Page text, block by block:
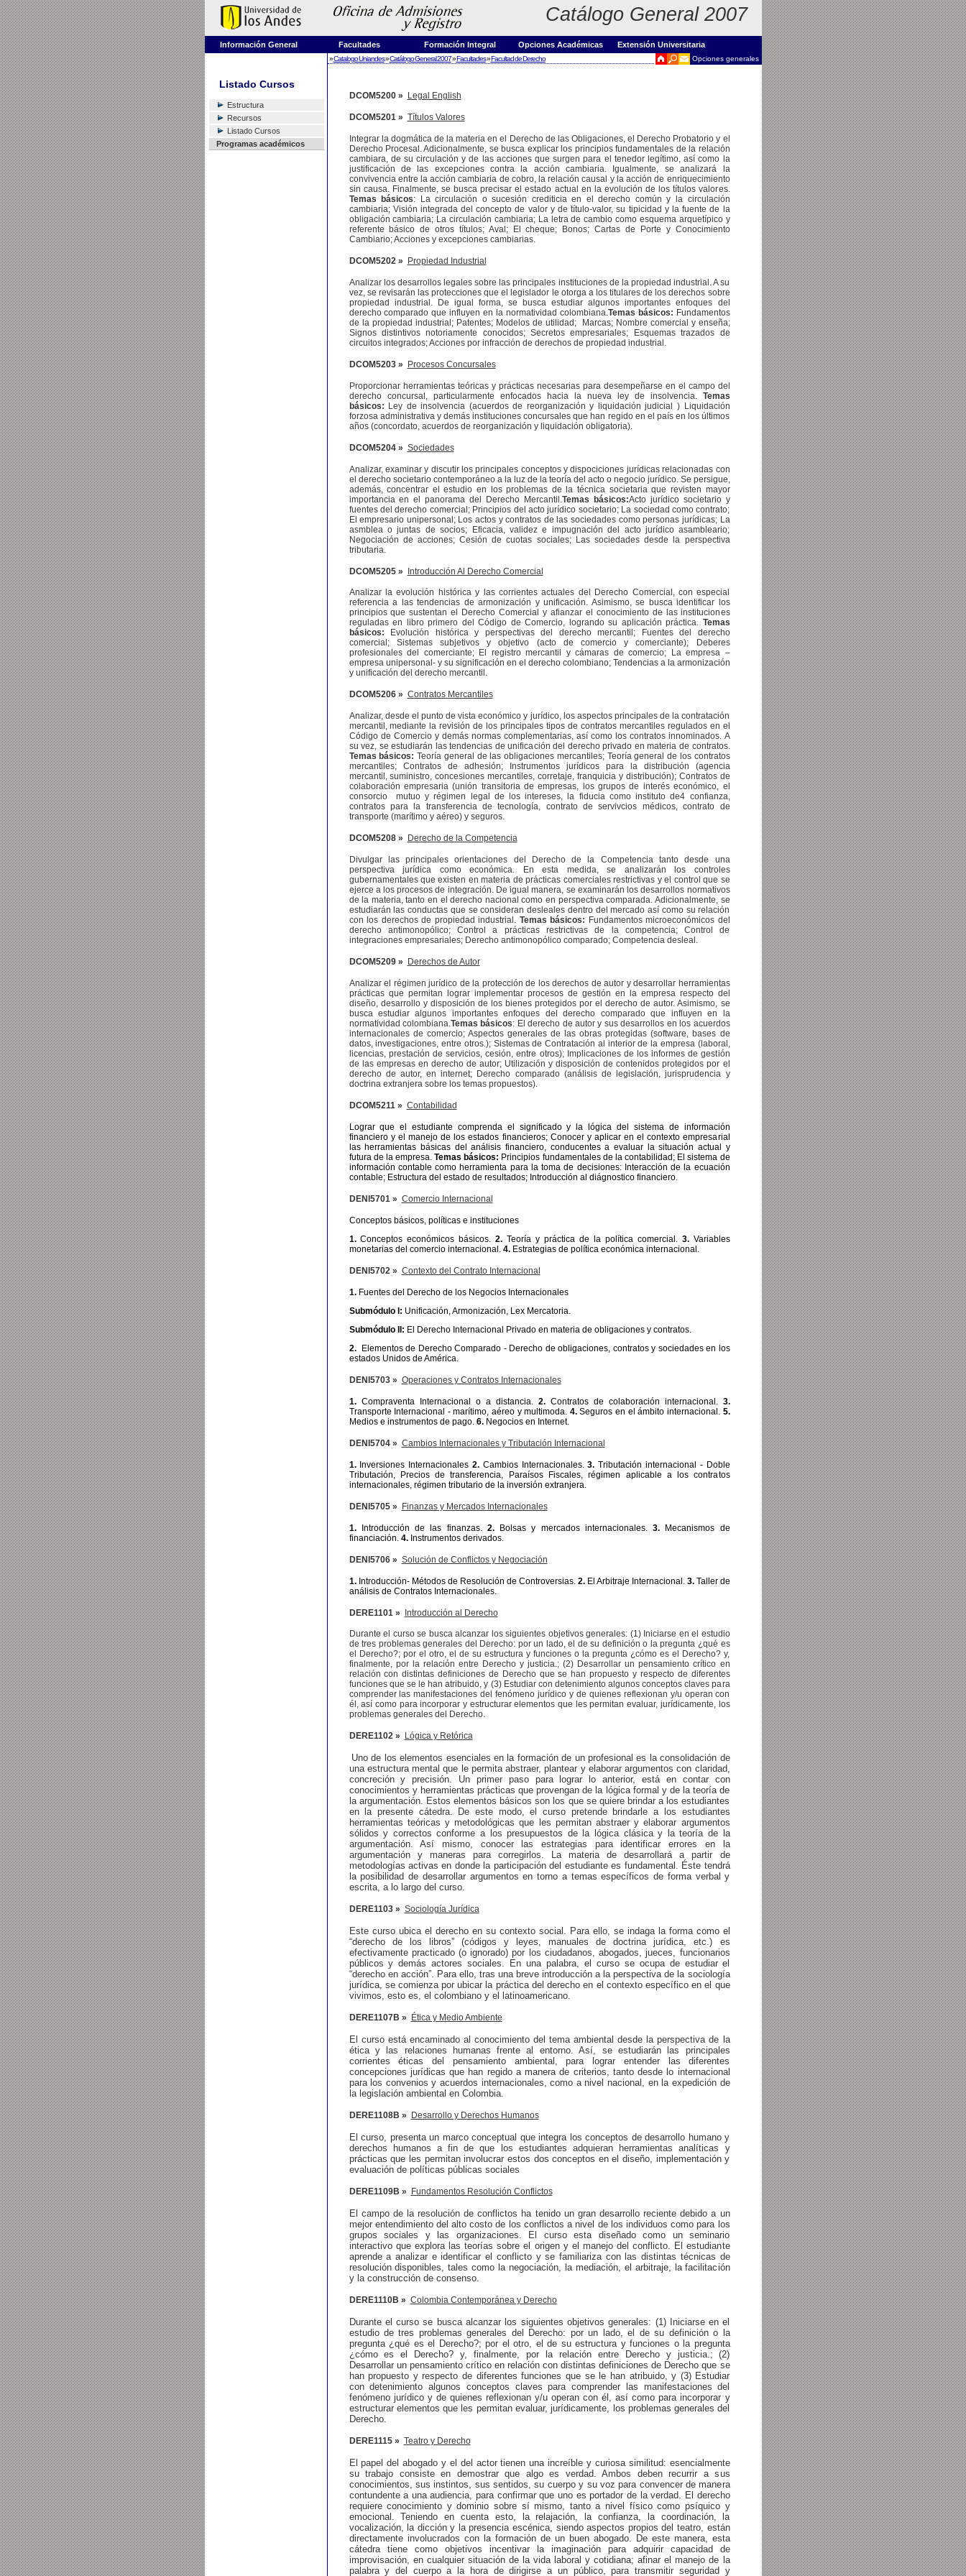
Catálogo General 2007
Información General Facultades Formación Integral Opciones Académicas Extensión Universitaria
Listado Cursos
Estructura
Recursos
Listado Cursos
Programas académicos
»Catalogo Uniandes»Catálogo General 2007»Facultades»Facultad de Derecho Opciones generales
DCOM5200 » Legal English
DCOM5201 » Títulos Valores
Integrar la dogmática de la materia en el Derecho de las Obligaciones, el Derecho Probatorio y el
Derecho Procesal. Adicionalmente, se busca explicar los principios fundamentales de la relación
cambiara, de su circulación y de las acciones que surgen para el tenedor legítimo, así como la
justificación de las excepciones contra la acción cambiaria. Igualmente, se analizará la
convivencia entre la acción cambiaria de cobro, la relación causal y la acción de enriquecimiento
sin causa. Finalmente, se busca precisar el estado actual en la evolución de los títulos valores.
Temas básicos: La circulación o sucesión crediticia en el derecho común y la circulación
cambiaria; Visión integrada del concepto de valor y de título-valor, su tipicidad y la fuente de la
obligación cambiaria; La circulación cambiaria; La letra de cambio como esquema arquetípico y
referente básico de otros títulos; Aval; El cheque; Bonos; Cartas de Porte y Conocimiento
Cambiario; Acciones y excepciones cambiarias.
DCOM5202 » Propiedad Industrial
Analizar los desarrollos legales sobre las principales instituciones de la propiedad industrial. A su
vez, se revisarán las protecciones que el legislador le otorga a los titulares de los derechos sobre
propiedad industrial. De igual forma, se busca estudiar algunos importantes enfoques del
derecho comparado que influyen en la normatividad colombiana. Temas básicos: Fundamentos
de la propiedad industrial; Patentes; Modelos de utilidad; Marcas; Nombre comercial y enseña;
Signos distintivos notoriamente conocidos; Secretos empresariales; Esquemas trazados de
circuitos integrados; Acciones por infracción de derechos de propiedad industrial.
DCOM5203 » Procesos Concursales
Proporcionar herramientas teóricas y prácticas necesarias para desempeñarse en el campo del
derecho concursal, particularmente enfocados hacia la nueva ley de insolvencia. Temas
básicos: Ley de insolvencia (acuerdos de reorganización y liquidación judicial ) Liquidación
forzosa administrativa y demás instituciones concursales que han regido en el país en los últimos
años (concordato, acuerdos de reorganización y liquidación obligatoria).
DCOM5204 » Sociedades
Analizar, examinar y discutir los principales conceptos y dispociciones jurídicas relacionadas con
el derecho societario contemporáneo a la luz de la teoría del acto o negocio jurídico. Se persigue,
además, concentrar el estudio en los problemas de la técnica societaria que revisten mayor
importancia en el panorama del Derecho Mercantil. Temas básicos:Acto jurídico societario y
fuentes del derecho comercial; Principios del acto jurídico societario; La sociedad como contrato;
El empresario unipersonal; Los actos y contratos de las sociedades como personas jurídicas; La
asmblea o juntas de socios; Eficacia, validez e impugnación del acto jurídico asambleario;
Negociación de acciones; Cesión de cuotas sociales; Las sociedades desde la perspectiva
tributaria.
DCOM5205 » Introducción Al Derecho Comercial
Analizar la evolución histórica y las corrientes actuales del Derecho Comercial, con especial
referencia a las tendencias de armonización y unificación. Asimismo, se busca identificar los
principios que sustentan el Derecho Comercial y afianzar el conocimiento de las instituciones
reguladas en libro primero del Código de Comercio, logrando su aplicación práctica. Temas
básicos: Evolución histórica y perspectivas del derecho mercantil; Fuentes del derecho
comercial; Sistemas subjetivos y objetivo (acto de comercio y comerciante); Deberes
profesionales del comerciante; El registro mercantil y cámaras de comercio; La empresa –
empresa unipersonal- y su significación en el derecho colombiano; Tendencias a la armonización
y unificación del derecho mercantil.
DCOM5206 » Contratos Mercantiles
Analizar, desde el punto de vista económico y jurídico, los aspectos principales de la contratación
mercantil, mediante la revisión de los principales tipos de contratos mercantiles regulados en el
Código de Comercio y demás normas complementarias, así como los contratos innominados. A
su vez, se estudiarán las tendencias de unificación del derecho privado en materia de contratos.
Temas básicos: Teoría general de las obligaciones mercantiles; Teoría general de los contratos
mercantiles; Contratos de adhesión; Instrumentos jurídicos para la distribución (agencia
mercantil, suministro, concesiones mercantiles, corretaje, franquicia y distribución); Contratos de
colaboración empresaria (unión transitoria de empresas, los grupos de interés económico, el
consorcio mutuo y régimen legal de los intereses, la fiducia como instituto de4 confianza,
contratos para la transferencia de tecnología, contrato de servivcios médicos, contrato de
transporte (marítimo y aéreo) y seguros.
DCOM5208 » Derecho de la Competencia
Divulgar las principales orientaciones del Derecho de la Competencia tanto desde una
perspectiva jurídica como económica. En esta medida, se analizarán los controles
gubernamentales que existen en materia de prácticas comerciales restrictivas y el control que se
ejerce a los procesos de integración. De igual manera, se examinarán los desarrollos normativos
de la materia, tanto en el derecho nacional como en perspectiva comparada. Adicionalmente, se
estudiarán las conductas que se consideran desleales dentro del mercado así como su relación
con los derechos de propiedad industrial. Temas básicos: Fundamentos microeconómicos del
derecho antimonopólico; Control a prácticas restrictivas de la competencia; Control de
integraciones empresariales; Derecho antimonopólico comparado; Competencia desleal.
DCOM5209 » Derechos de Autor
Analizar el régimen jurídico de la protección de los derechos de autor y desarrollar herramientas
prácticas que permitan lograr implementar procesos de gestión en la empresa respecto del
diseño, desarrollo y disposición de los bienes protegidos por el derecho de autor. Asimismo, se
busca estudiar algunos importantes enfoques del derecho comparado que influyen en la
normatividad colombiana.Temas básicos: El derecho de autor y sus desarrollos en los acuerdos
internacionales de comercio; Aspectos generales de las obras protegidas (software, bases de
datos, investigaciones, entre otros.); Sistemas de Contratación al interior de la empresa (laboral,
licencias, prestación de servicios, cesión, entre otros); Implicaciones de los informes de gestión
de las empresas en derecho de autor; Utilización y disposición de contenidos protegidos por el
derecho de autor, en internet; Derecho comparado (análisis de legislación, jurisprudencia y
doctrina extranjera sobre los temas propuestos).
DCOM5211 » Contabilidad
Lograr que el estudiante comprenda el significado y la lógica del sistema de información
financiero y el manejo de los estados financieros; Conocer y aplicar en el contexto empresarial
las herramientas básicas del análisis financiero, conducentes a evaluar la situación actual y
futura de la empresa.Temas básicos: Principios fundamentales de la contabilidad; El sistema de
información contable como herramienta para la toma de decisiones: Interacción de la ecuación
contable; Estructura del estado de resultados; Introducción al diágnostico financiero.
DENI5701 » Comercio Internacional
Conceptos básicos, políticas e instituciones
1.Conceptos económicos básicos.2. Teoría y práctica de la política comercial. 3.Variables
monetarias del comercio internacional. 4.Estrategias de política económica internacional.
DENI5702 » Contexto del Contrato Internacional
1.Fuentes del Derecho de los Negocios Internacionales
Submódulo I: Unificación, Armonización, Lex Mercatoria.
Submódulo II: El Derecho Internacional Privado en materia de obligaciones y contratos.
2.Elementos de Derecho Comparado - Derecho de obligaciones, contratos y sociedades en los
estados Unidos de América.
DENI5703 » Operaciones y Contratos Internacionales
1.Compraventa Internacional o a distancia. 2.Contratos de colaboración internacional.3.
Transporte Internacional - marítimo, aéreo y multimoda. 4.Seguros en el ámbito internacional. 5.
Medios e instrumentos de pago.6.Negocios en Internet.
DENI5704 » Cambios Internacionales y Tributación Internacional
1.Inversiones Internacionales 2.Cambios Internacionales.3. Tributación internacional - Doble
Tributación, Precios de transferencia, Paraísos Fiscales, régimen aplicable a los contratos
internacionales, régimen tributario de la inversión extranjera.
DENI5705 » Finanzas y Mercados Internacionales
1.Introducción de las finanzas. 2.Bolsas y mercados internacionales. 3. Mecanismos de
financiación. 4.Instrumentos derivados.
DENI5706 » Solución de Conflictos y Negociación
1.Introducción- Métodos de Resolución de Controversias. 2.El Arbitraje Internacional. 3.Taller de
análisis de Contratos Internacionales.
DERE1101 » Introducción al Derecho
Durante el curso se busca alcanzar los siguientes objetivos generales: (1) Iniciarse en el estudio
de tres problemas generales del Derecho: por un lado, el de su definición o la pregunta ¿qué es
el Derecho?; por el otro, el de su estructura y funciones o la pregunta ¿cómo es el Derecho? y,
finalmente, por la relación entre Derecho y justicia.; (2) Desarrollar un pensamiento crítico en
relación con distintas definiciones de Derecho que se han propuesto y respecto de diferentes
funciones que se le han atribuido, y (3) Estudiar con detenimiento algunos conceptos claves para
comprender las manifestaciones del fenómeno jurídico y de quienes reflexionan y/u operan con
él, así como para incorporar y estructurar elementos que les permitan evaluar, jurídicamente, los
problemas generales del Derecho.
DERE1102 » Lógica y Retórica
Uno de los elementos esenciales en la formación de un profesional es la consolidación de
una estructura mental que le permita abstraer, plantear y elaborar argumentos con claridad,
concreción y precisión. Un primer paso para lograr lo anterior, está en contar con
conocimientos y herramientas prácticas que provengan de la lógica formal y de la teoría de
la argumentación. Estos elementos básicos son los que se quiere brindar a los estudiantes
en la presente cátedra. De este modo, el curso pretende brindarle a los estudiantes
herramientas teóricas y metodológicas que les permitan abstraer y elaborar argumentos
sólidos y correctos conforme a los presupuestos de la lógica clásica y la teoría de la
argumentación. Así mismo, conocer las estrategias para identificar errores en la
argumentación y maneras para corregirlos. La materia de desarrollará a partir de
metodologías activas en donde la participación del estudiante es fundamental. Éste tendrá
la posibilidad de desarrollar argumentos en torno a temas específicos de forma verbal y
escrita, a lo largo del curso.
DERE1103 » Sociología Jurídica
Este curso ubica el derecho en su contexto social. Para ello, se indaga la forma como el
“derecho de los libros” (códigos y leyes, manuales de doctrina jurídica, etc.) es
efectivamente practicado (o ignorado) por los ciudadanos, abogados, jueces, funcionarios
públicos y demás actores sociales. En una palabra, el curso se ocupa de estudiar el
“derecho en acción”. Para ello, tras una breve introducción a la perspectiva de la sociología
jurídica, se comienza por ubicar la práctica del derecho en el contexto específico en el que
vivimos, esto es, el colombiano y el latinoamericano.
DERE1107B » Ética y Medio Ambiente
El curso está encaminado al conocimiento del tema ambiental desde la perspectiva de la
ética y las relaciones humanas frente al entorno. Así, se estudiarán las principales
corrientes éticas del pensamiento ambiental, para lograr entender las diferentes
concepciones jurídicas que han regido a manera de criterios, tanto desde lo internacional
para los convenios y acuerdos internacionales, como a nivel nacional, en la expedición de
la legislación ambiental en Colombia.
DERE1108B » Desarrollo y Derechos Humanos
El curso, presenta un marco conceptual que integra los conceptos de desarrollo humano y
derechos humanos a fin de que los estudiantes adquieran herramientas analíticas y
prácticas que les permitan involucrar estos dos conceptos en el diseño, implementación y
evaluación de políticas públicas sociales
DERE1109B » Fundamentos Resolución Conflictos
El campo de la resolución de conflictos ha tenido un gran desarrollo reciente debido a un
mejor entendimiento del alto costo de los conflictos a nivel de los individuos como para los
grupos sociales y las organizaciones. El curso esta diseñado como un seminario
interactivo que explora las teorías sobre el origen y el manejo del conflicto. El estudiante
aprende a analizar e identificar el conflicto y se familiariza con las distintas técnicas de
resolución disponibles, tales como la negociación, la mediación, el arbitraje, la facilitación
y la construcción de consenso.
DERE1110B » Colombia Contemporánea y Derecho
Durante el curso se busca alcanzar los siguientes objetivos generales: (1) Iniciarse en el
estudio de tres problemas generales del Derecho: por un lado, el de su definición o la
pregunta ¿qué es el Derecho?; por el otro, el de su estructura y funciones o la pregunta
¿cómo es el Derecho? y, finalmente, por la relación entre Derecho y justicia.; (2)
Desarrollar un pensamiento crítico en relación con distintas definiciones de Derecho que se
han propuesto y respecto de diferentes funciones que se le han atribuido, y (3) Estudiar
con detenimiento algunos conceptos claves para comprender las manifestaciones del
fenómeno jurídico y de quienes reflexionan y/u operan con él, así como para incorporar y
estructurar elementos que les permitan evaluar, jurídicamente, los problemas generales del
Derecho.
DERE1115 » Teatro y Derecho
El papel del abogado y el del actor tienen una increíble y curiosa similitud: esencialmente
su trabajo consiste en demostrar que algo es verdad. Ambos deben recurrir a sus
conocimientos, sus instintos, sus sentidos, su cuerpo y su voz para convencer de manera
contundente a una audiencia, para confirmar que uno es portador de la verdad.
El derecho
requiere conocimiento y dominio sobre sí mismo, tanto a nivel físico como psíquico y
emocional. Teniendo en cuenta esto, la relajación, la confianza, la coordinación, la
vocalización, la dicción y la presencia escénica, siendo aspectos propios del teatro, están
directamente involucrados con la formación de un buen abogado.
De este manera, esta
cátedra tiene como objetivos incentivar la imaginación para adquirir capacidad de
improvisación, en cualquier situación de la vida laboral y cotidiana; afinar el manejo de la
palabra y del cuerpo a la hora de dirigirse a un público, para transmitir seguridad y